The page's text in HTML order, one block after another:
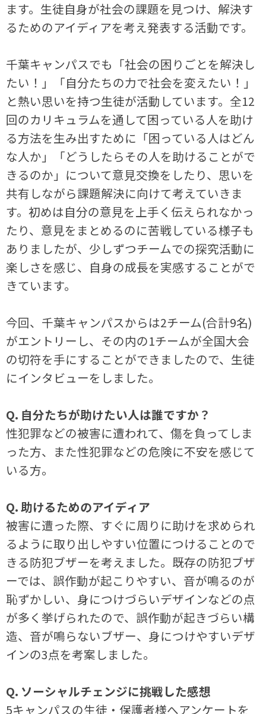
ます。生徒自身が社会の課題を見つけ、解決す
るためのアイディアを考え発表する活動です。
千葉キャンパスでも「社会の困りごとを解決し
たい！」「自分たちの力で社会を変えたい！」
と熱い思いを持つ生徒が活動しています。全12
回のカリキュラムを通して困っている人を助け
る方法を生み出すために「困っている人はどん
な人か」「どうしたらその人を助けることがで
きるのか」について意見交換をしたり、思いを
共有しながら課題解決に向けて考えていきま
す。初めは自分の意見を上手く伝えられなかっ
たり、意見をまとめるのに苦戦している様子も
ありましたが、少しずつチームでの探究活動に
楽しさを感じ、自身の成長を実感することがで
きています。
今回、千葉キャンパスからは2チーム(合計9名)
がエントリーし、その内の1チームが全国大会
の切符を手にすることができましたので、生徒
にインタビューをしました。
Q. 自分たちが助けたい人は誰ですか？
性犯罪などの被害に遭われて、傷を負ってしま
った方、また性犯罪などの危険に不安を感じて
いる方。
Q. 助けるためのアイディア
被害に遭った際、すぐに周りに助けを求められ
るように取り出しやすい位置につけることので
きる防犯ブザーを考えました。既存の防犯ブザ
ーでは、誤作動が起こりやすい、音が鳴るのが
恥ずかしい、身につけづらいデザインなどの点
が多く挙げられたので、誤作動が起きづらい構
造、音が鳴らないブザー、身につけやすいデザ
インの3点を考案しました。
Q. ソーシャルチェンジに挑戦した感想
5キャンパスの生徒・保護者様へアンケートを